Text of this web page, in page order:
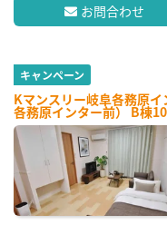
お問合わせ
キャンペーン
Kマンスリー岐阜各務原
各務原インター前） B棟